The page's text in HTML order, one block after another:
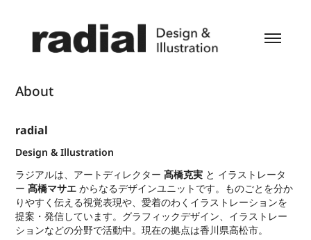
About
radial
Design & Illustration
ラジアルは、アートディレクター髙橋克実 と イラストレータ
ー髙橋マサエからなるデザインユニットです。ものごとを分か
りやすく伝える視覚表現や、愛着のわくイラストレーションを
提案・発信しています。グラフィックデザイン、イラストレー
ションなどの分野で活動中。現在の拠点は香川県高松市。